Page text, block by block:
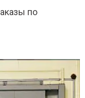
по